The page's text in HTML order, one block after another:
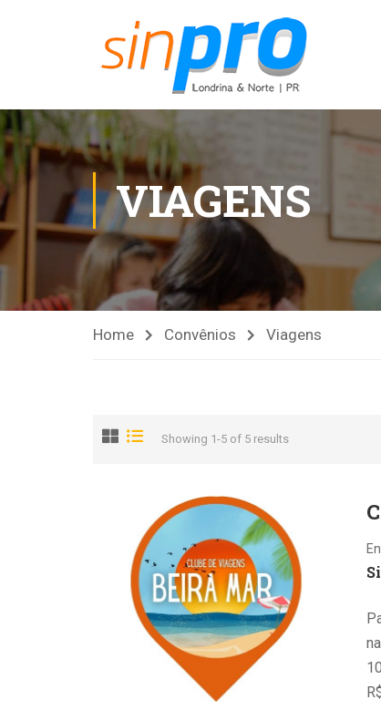
VIAGENS
Home Convênios Viagens
Showing 1-5 of 5 results